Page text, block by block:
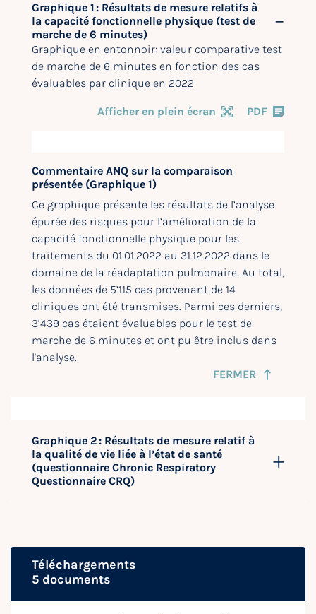
Graphique 1 : Résultats de mesure relatifs à
la capacité fonctionnelle physique (test de
marche de 6 minutes)
Graphique en entonnoir: valeur comparative test
de marche de 6 minutes en fonction des cas
évaluables par clinique en 2022
Afficher en plein écran PDF
Commentaire ANQ sur la comparaison
présentée (Graphique 1)
Ce graphique présente les résultats de l’analyse
épurée des risques pour l’amélioration de la
capacité fonctionnelle physique pour les
traitements du 01.01.2022 au 31.12.2022 dans le
domaine de la réadaptation pulmonaire. Au total,
les données de 5’115 cas provenant de 14
cliniques ont été transmises. Parmi ces derniers,
3’439 cas étaient évaluables pour le test de
marche de 6 minutes et ont pu être inclus dans
l'analyse.
FERMER
Graphique 2 : Résultats de mesure relatif à
la qualité de vie liée à l’état de santé
(questionnaire Chronic Respiratory
Questionnaire CRQ)
Téléchargements
5 documents